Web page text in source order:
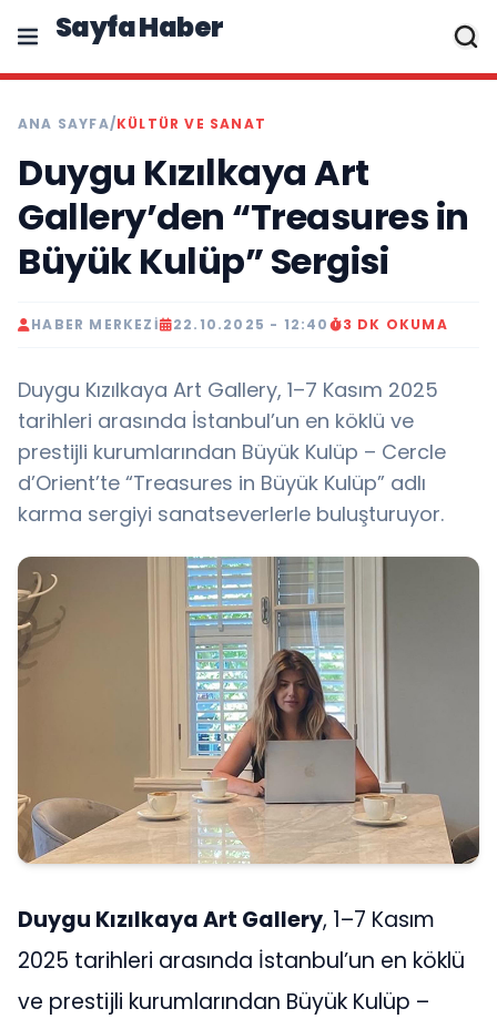
Sayfa Haber
ANA SAYFA/KÜLTÜR VE SANAT
Duygu Kızılkaya Art
Gallery’den “Treasures in
Büyük Kulüp” Sergisi
HABER MERKEZI 22.10.2025 - 12:40 3 DK OKUMA
Duygu Kızılkaya Art Gallery, 1–7 Kasım 2025
tarihleri arasında İstanbul’un en köklü ve
prestijli kurumlarından Büyük Kulüp – Cercle
d’Orient’te “Treasures in Büyük Kulüp” adlı
karma sergiyi sanatseverlerle buluşturuyor.
Duygu Kızılkaya Art Gallery, 1–7 Kasım
2025 tarihleri arasında İstanbul’un en köklü
ve prestijli kurumlarından Büyük Kulüp –